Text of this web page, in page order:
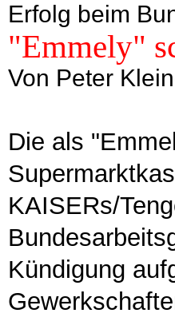
Erfolg beim
"Emmely"
Von Peter
Die als
KAISERs/
Kündigung